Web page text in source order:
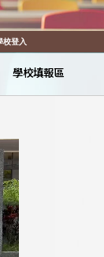
校登入
學校填報區